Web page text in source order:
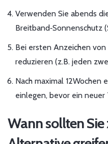
Verwenden Sie abends
Breitband‑Sonnenschutz
Bei ersten Anzeichen
reduzieren (z.B. jeden
Nach maximal 12Wochen
einlegen, bevor ein
Wann sollten